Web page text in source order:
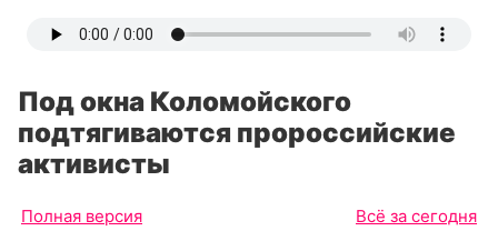
Под окна Коломойского
подтягиваются пророссийские
активисты
Полная версия Всё за сегодня